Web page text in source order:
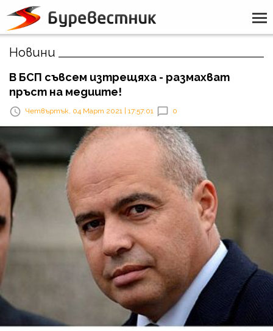
Новини
В БСП съвсем изтрещяха - размахват
пръст на медиите!
Четвъртък, 04 Март 2021 | 17:57:01 0